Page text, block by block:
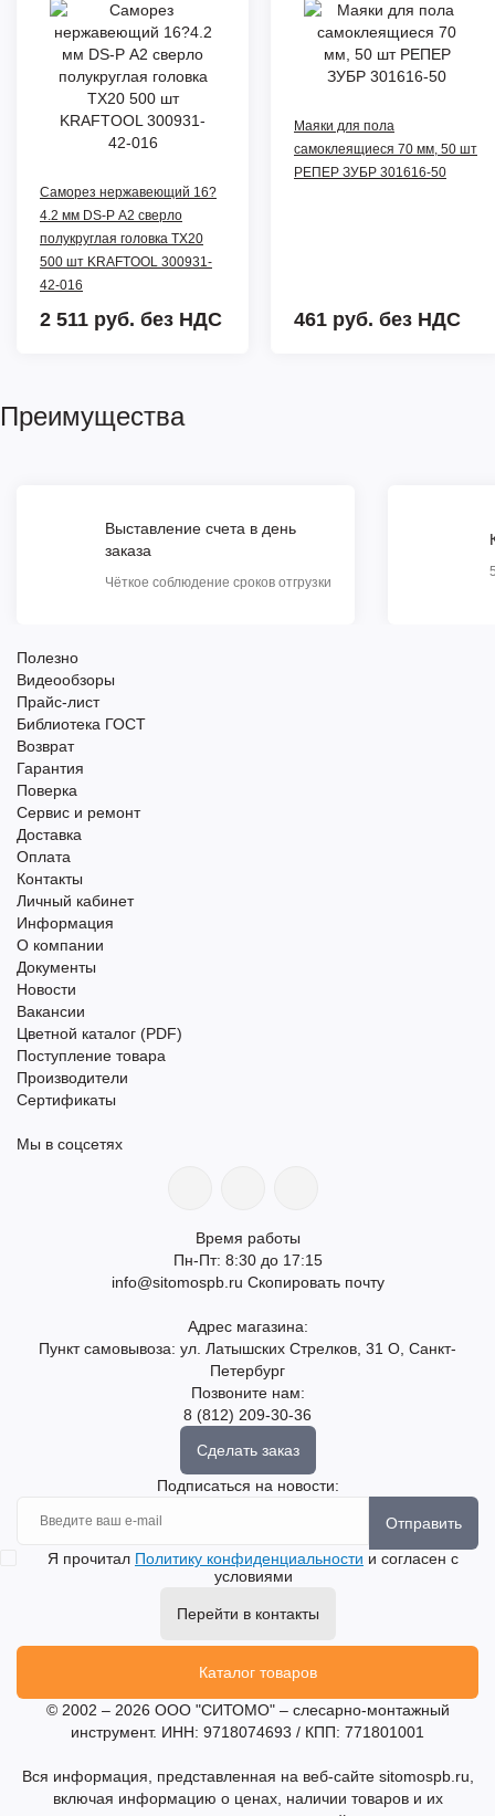
Саморез нержавеющий 16?
4.2 мм DS-P А2 сверло
полукруглая головка ТХ20
500 шт KRAFTOOL 300931-
42-016
2 511 руб. без НДС
Маяки для пола
самоклеящиеся 70 мм, 50 шт
РЕПЕР ЗУБР 301616-50
461 руб. без НДС
Преимущества
Выставление счета в день
заказа
Чёткое соблюдение сроков отгрузки
Полезно
Видеообзоры
Прайс-лист
Библиотека ГОСТ
Возврат
Гарантия
Поверка
Сервис и ремонт
Доставка
Оплата
Контакты
Личный кабинет
Информация
О компании
Документы
Новости
Вакансии
Цветной каталог (PDF)
Поступление товара
Производители
Сертификаты
Мы в соцсетях
Время работы
Пн-Пт: 8:30 до 17:15
info@sitomospb.ru Скопировать почту
Адрес магазина:
Пункт самовывоза: ул. Латышских Стрелков, 31 О, Санкт-
Петербург
Позвоните нам:
8 (812) 209-30-36
Сделать заказ
Подписаться на новости:
Отправить
Я прочитал Политику конфиденциальности и согласен с
условиями
Перейти в контакты
Каталог товаров
© 2002 – 2026 ООО "СИТОМО" – слесарно-монтажный
инструмент. ИНН: 9718074693 / КПП: 771801001
Вся информация, представленная на веб-сайте sitomospb.ru,
включая информацию о ценах, наличии товаров и их